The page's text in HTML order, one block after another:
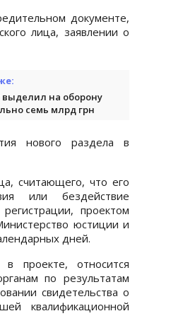
документе,
лица, заявлении о
на оборону
семь млрд грн
нового раздела в
считающего, что его
или бездействие
регистрации, проектом
юстиции и
дней.
проекте, относится
по результатам
свидетельства о
квалификационной